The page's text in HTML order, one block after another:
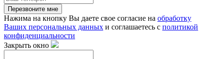
Перезвоните мне
Нажима на кнопку Вы даете свое согласие на обработку
Ваших персональных данных и соглашаетесь с политикой
конфиденциальности
Закрыть окно